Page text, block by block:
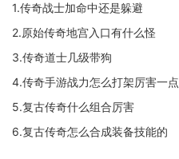
1.传奇战士加命中还是躲避
2.原始传奇地宫入口有什么怪
3.传奇道士几级带狗
4.传奇手游战力怎么打架厉害一点
5.复古传奇什么组合厉害
6.复古传奇怎么合成装备技能的